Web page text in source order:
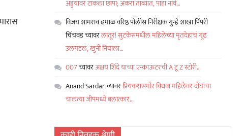
अड्डयावर टाकला छापा; अकरा ताब्यात, पाहा नावे…
विजय शामराव ढमाळ वरिष्ठ पोलीस निरीक्षक गुन्हे शाखा पिंपरी
चिंचवडच्यावरलातूर! सुटकेसमधील महिलेच्या मृतदेहाचं गूढ
उलगडलं, खुनी निघाला…
007च्यावरअक्षय शिंदे याच्या एन्काऊंटरची A टू Z स्टोरी…
Anand Sardarच्यावरप्रियकरासमोर विधवा महिलेवर दोघांचा
चालत्या जीपमध्ये बलात्कार…